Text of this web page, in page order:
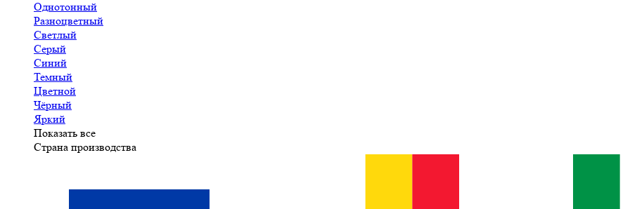
Однотонный
Разноцветный
Светлый
Серый
Синий
Темный
Цветной
Чёрный
Яркий
Показать все
Страна производства